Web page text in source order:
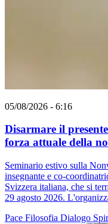
05/08/2026 - 6:16
Disarmare il
forza attuale della
Seminario estivo sulla
insegnante e co-
Svizzera italiana, che si
29 agosto 2026.
Pace Filosofia Dialogo